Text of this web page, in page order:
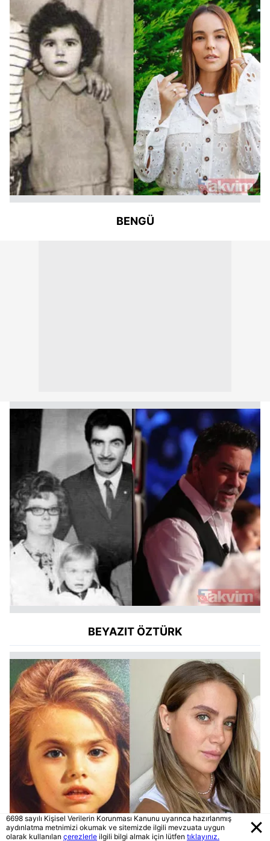
BENGÜ
BEYAZIT ÖZTÜRK
6698 sayılı Kişisel Verilerin Korunması Kanunu uyarınca hazırlanmış
aydınlatma metnimizi okumak ve sitemizde ilgili mevzuata uygun
olarak kullanılan çerezlerle ilgili bilgi almak için lütfen tıklayınız.